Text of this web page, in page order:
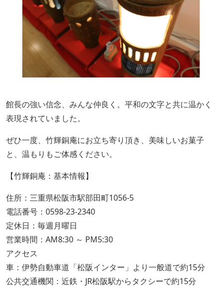
館長の強い信念、みんな仲良く。平和の文字と共に温かく
表現されていました。
ぜひ一度、竹輝銅庵にお立ち寄り頂き、美味しいお菓子
と、温もりもご体感ください。
【竹輝銅庵：基本情報】
住所：三重県松阪市駅部田町1056-5
電話番号：0598-23-2340
定休日：毎週月曜日
営業時間：AM8:30 ～ PM5:30
アクセス
車：伊勢自動車道「松阪インター」より一般道で約15分
公共交通機関：近鉄・JR松阪駅からタクシーで約15分